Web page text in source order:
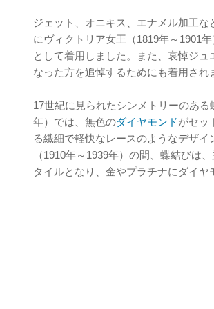
ジェット、オニキス、エナメル加工
にヴィクトリア女王（1819年～1901
として着用しました。また、哀悼ジ
なった方を追悼するためにも着用され
17世紀に見られたシンメトリーのあ
年）では、無色のダイヤモンドがセッ
る繊細で軽快なレースのようなデザ
（1910年～1939年）の間、蝶結びは
タイルとなり、金やプラチナにダイ